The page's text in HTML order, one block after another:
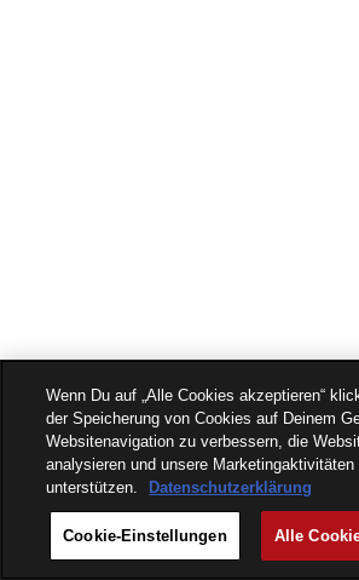
Wenn Du auf „Alle Cookies akzeptieren“
der Speicherung von Cookies auf Deinem
Websitenavigation zu verbessern, die
analysieren und unsere Marketingaktivitäten
unterstützen.
Datenschutzerklärung
Cookie-Einstellungen Alle